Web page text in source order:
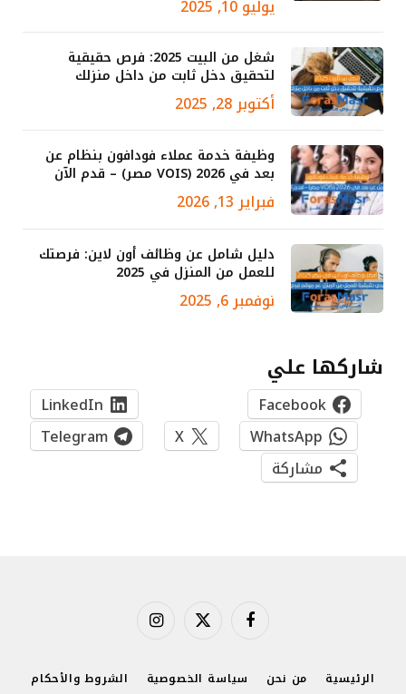
يوليو 10, 2025
شغل من البيت 2025: فرص حقيقية
لتحقيق دخل ثابت من داخل منزلك
أكتوبر 28, 2025
وظيفة خدمة عملاء فودافون بنظام عن
بعد في 2026 (VOIS مصر) – قدم الآن
فبراير 13, 2026
دليل شامل عن وظائف أون لاين: فرصتك
للعمل من المنزل في 2025
نوفمبر 6, 2025
شاركها علي
Facebook
LinkedIn
WhatsApp
X
Telegram
مشاركة
فيسبوك X الانستغرام
الرئيسية من نحن سياسة الخصوصية الشروط والأحكام